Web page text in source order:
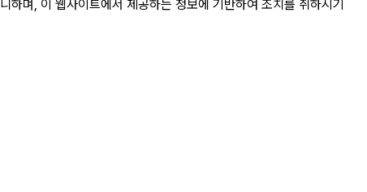
며, 이 웹사이트에서 제공하는 정보에 기반하여 조치를 취하시기